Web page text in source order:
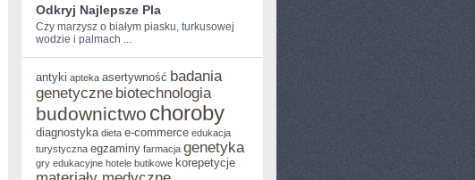
Odkryj Najlepsze Pla
Czy marzysz o białym piasku, turkusowej⁣
wodzie i palmach ...
antyki apteka asertywność badania
genetyczne biotechnologia
budownictwo choroby
diagnostyka dieta e-commerce edukacja
turystyczna egzaminy farmacja genetyka
gry edukacyjne hotele butikowe korepetycje